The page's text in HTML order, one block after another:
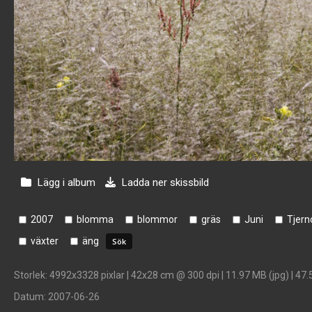
Lägg i album Ladda ner skissbild
2007 blomma blommor gräs Juni
växter
äng
Storlek: 4992x3328 pixlar | 42x28 cm @ 300 dpi | 11.97 MB (jpg) |
Datum: 2007-06-26